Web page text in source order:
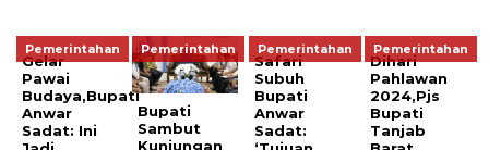
Pemerintahan
Gelar
Pawai
Budaya,Bupati
Anwar
Sadat: Ini
Pemerintahan
Bupati
Sambut
Kunjungan
Pemerintahan
Safari
Subuh
Bupati
Anwar
Sadat:
Pemerintahan
Dihari
Pahlawan
2024,Pjs
Bupati
Tanjab